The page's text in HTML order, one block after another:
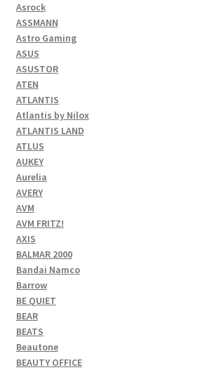
Asrock
ASSMANN
Astro Gaming
ASUS
ASUSTOR
ATEN
ATLANTIS
Atlantis by Nilox
ATLANTIS LAND
ATLUS
AUKEY
Aurelia
AVERY
AVM
AVM FRITZ!
AXIS
BALMAR 2000
Bandai Namco
Barrow
BE QUIET
BEAR
BEATS
Beautone
BEAUTY OFFICE